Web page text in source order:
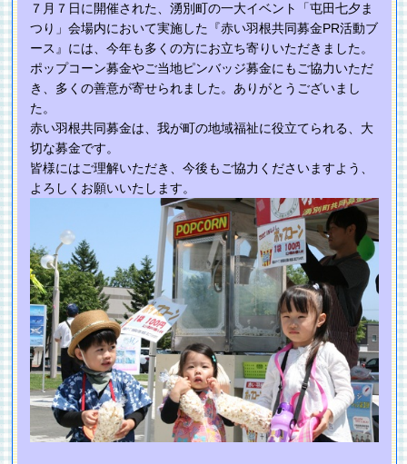
７月７日に開催された、湧別町の一大イベント「屯田七夕ま
つり」会場内において実施した『赤い羽根共同募金PR活動ブ
ース』には、今年も多くの方にお立ち寄りいただきました。
ポップコーン募金やご当地ピンバッジ募金にもご協力いただ
き、多くの善意が寄せられました。ありがとうございまし
た。
赤い羽根共同募金は、我が町の地域福祉に役立てられる、大
切な募金です。
皆様にはご理解いただき、今後もご協力くださいますよう、
よろしくお願いいたします。